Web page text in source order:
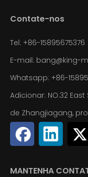
Contate-nos
Tel: +86-15895675376
E-mail: bang@king-
Whatsapp: +86-
Adicionar: NO.32
de Zhangjiagang,
MANTENHA